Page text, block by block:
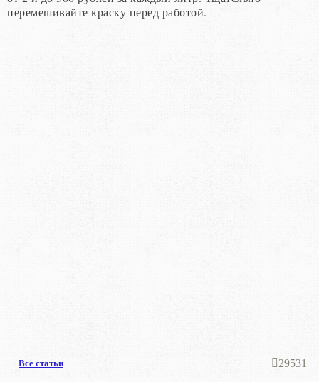
перемешивайте краску перед работой.
Все статьи 29531